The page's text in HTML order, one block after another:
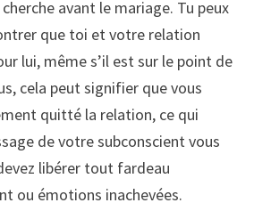
avant le mariage. Tu peux
que toi et votre relation
lui, même s’il est sur le point de
cela peut signifier que vous
quitté la relation, ce qui
de votre subconscient vous
libérer tout fardeau
ou émotions inachevées.